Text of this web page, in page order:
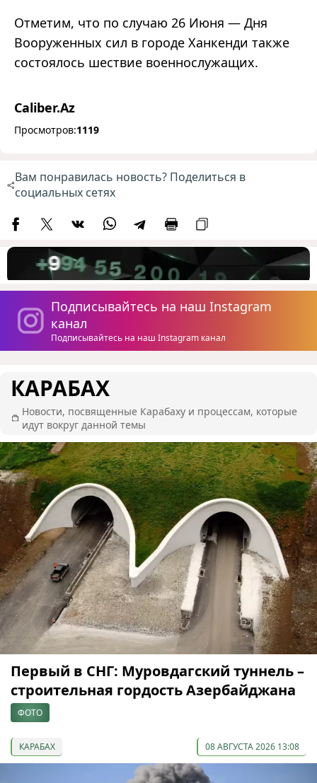
Отметим, что по случаю 26 Июня — Дня
Вооруженных сил в городе Ханкенди также
состоялось шествие военнослужащих.
Caliber.Az
Просмотров:1119
Вам понравилась новость? Поделиться в
социальных сетях
Подписывайтесь на наш Instagram
канал
Подписывайтесь на наш Instagram канал
КАРАБАХ
Новости, посвященные Карабаху и процессам, которые
идут вокруг данной темы
Первый в СНГ: Муровдагский туннель –
строительная гордость Азербайджана
ФОТО
КАРАБАХ 08 АВГУСТА 2026 13:08